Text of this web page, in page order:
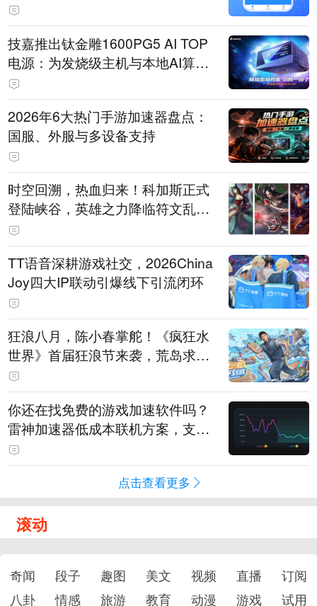
技嘉推出钛金雕1600PG5 AI TOP
电源：为发烧级主机与本地AI算力
打造旗舰供电方案
2026年6大热门手游加速器盘点：
国服、外服与多设备支持
时空回溯，热血归来！科加斯正式
登陆峡谷，英雄之力降临符文乱
斗！
TT语音深耕游戏社交，2026China
Joy四大IP联动引爆线下引流闭环
狂浪八月，陈小春掌舵！《疯狂水
世界》首届狂浪节来袭，荒岛求生
直播即将开启
你还在找免费的游戏加速软件吗？
雷神加速器低成本联机方案，支持
免费试用
点击查看更多
滚动
奇闻 段子 趣图 美文 视频 直播
订阅
八卦
情感 旅游 教育 动漫 游戏 试用